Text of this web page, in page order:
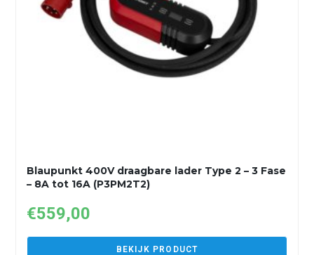
Blaupunkt 400V draagbare lader Type 2 – 3 Fase
– 8A tot 16A (P3PM2T2)
€559,00
BEKIJK PRODUCT